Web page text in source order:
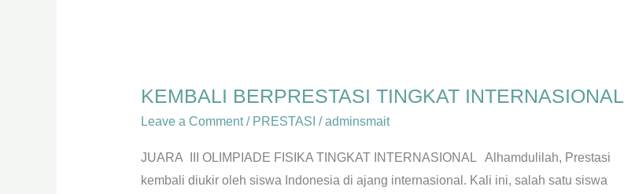
KEMBALI BERPRESTASI TINGKAT INTERNASIONAL
Leave a Comment / PRESTASI /adminsmait
JUARA III OLIMPIADE FISIKA TINGKAT INTERNASIONAL Alhamdulilah, Prestasi
kembali diukir oleh siswa Indonesia di ajang internasional. Kali ini, salah satu siswa
TINGKAT
INTERNASIONAL